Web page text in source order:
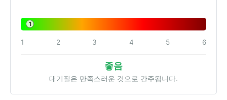
1
1 2 3 4 5 6
좋음
대기질은 만족스러운 것으로 간주됩니다.